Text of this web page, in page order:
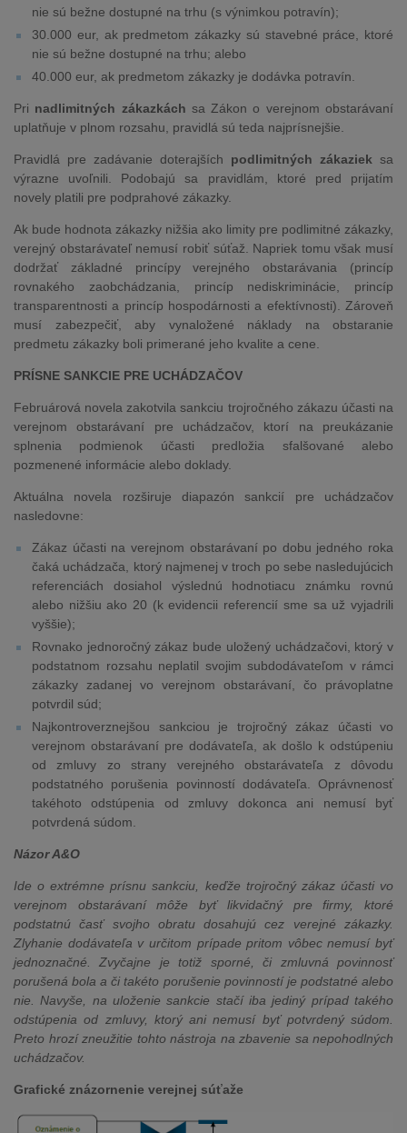
nie sú bežne dostupné na trhu (s výnimkou potravín);
30.000 eur, ak predmetom zákazky sú stavebné práce, ktoré
nie sú bežne dostupné na trhu; alebo
40.000 eur, ak predmetom zákazky je dodávka potravín.
Pri nadlimitných zákazkách sa Zákon o verejnom obstarávaní
uplatňuje v plnom rozsahu, pravidlá sú teda najprísnejšie.
Pravidlá pre zadávanie doterajších podlimitných zákaziek sa
výrazne uvoľnili. Podobajú sa pravidlám, ktoré pred prijatím
novely platili pre podprahové zákazky.
Ak bude hodnota zákazky nižšia ako limity pre podlimitné zákazky,
verejný obstarávateľ nemusí robiť súťaž. Napriek tomu však musí
dodržať základné princípy verejného obstarávania (princíp
rovnakého zaobchádzania, princíp nediskriminácie, princíp
transparentnosti a princíp hospodárnosti a efektívnosti). Zároveň
musí zabezpečiť, aby vynaložené náklady na obstaranie
predmetu zákazky boli primerané jeho kvalite a cene.
PRÍSNE SANKCIE PRE UCHÁDZAČOV
Februárová novela zakotvila sankciu trojročného zákazu účasti na
verejnom obstarávaní pre uchádzačov, ktorí na preukázanie
splnenia podmienok účasti predložia sfalšované alebo
pozmenené informácie alebo doklady.
Aktuálna novela rozširuje diapazón sankcií pre uchádzačov
nasledovne:
Zákaz účasti na verejnom obstarávaní po dobu jedného roka
čaká uchádzača, ktorý najmenej v troch po sebe nasledujúcich
referenciách dosiahol výslednú hodnotiacu známku rovnú
alebo nižšiu ako 20 (k evidencii referencií sme sa už vyjadrili
vyššie);
Rovnako jednoročný zákaz bude uložený uchádzačovi, ktorý v
podstatnom rozsahu neplatil svojim subdodávateľom v rámci
zákazky zadanej vo verejnom obstarávaní, čo právoplatne
potvrdil súd;
Najkontroverznejšou sankciou je trojročný zákaz účasti vo
verejnom obstarávaní pre dodávateľa, ak došlo k odstúpeniu
od zmluvy zo strany verejného obstarávateľa z dôvodu
podstatného porušenia povinností dodávateľa. Oprávnenosť
takéhoto odstúpenia od zmluvy dokonca ani nemusí byť
potvrdená súdom.
Názor A&O
Ide o extrémne prísnu sankciu, keďže trojročný zákaz účasti vo
verejnom obstarávaní môže byť likvidačný pre firmy, ktoré
podstatnú časť svojho obratu dosahujú cez verejné zákazky.
Zlyhanie dodávateľa v určitom prípade pritom vôbec nemusí byť
jednoznačné. Zvyčajne je totiž sporné, či zmluvná povinnosť
porušená bola a či takéto porušenie povinností je podstatné alebo
nie. Navyše, na uloženie sankcie stačí iba jediný prípad takého
odstúpenia od zmluvy, ktorý ani nemusí byť potvrdený súdom.
Preto hrozí zneužitie tohto nástroja na zbavenie sa nepohodlných
uchádzačov.
Grafické znázornenie verejnej súťaže